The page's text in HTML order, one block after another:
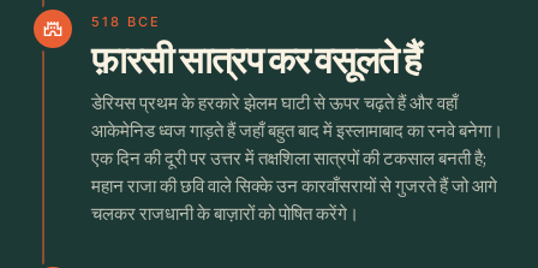
castle 518 BCE
फ़ारसी सात्रप कर वसूलते हैं
डेरियस प्रथम के हरकारे झेलम घाटी से ऊपर चढ़ते हैं और वहाँ
आकेमेनिड ध्वज गाड़ते हैं जहाँ बहुत बाद में इस्लामाबाद का रनवे बनेगा।
एक दिन की दूरी पर उत्तर में तक्षशिला सात्रपों की टकसाल बनती है;
महान राजा की छवि वाले सिक्के उन कारवाँसरायों से गुजरते हैं जो आगे
चलकर राजधानी के बाज़ारों को पोषित करेंगे।